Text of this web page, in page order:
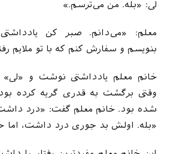
لی: «بله. من می‌ترسم.»
معلم: «می‌دانم. صبر کن یادداشتی
بنویسم و سفارش کنم که با تو ملایم
خانم معلم یادداشتی نوشت و «لی»
وقتی برگشت به قدری گریه کرده
شده بود. خانم معلم گفت: «درد
«بله. اولش بد جوری درد داشت، اما